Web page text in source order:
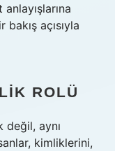
açısıyla
ROLÜ
değil, aynı
kimliklerini,